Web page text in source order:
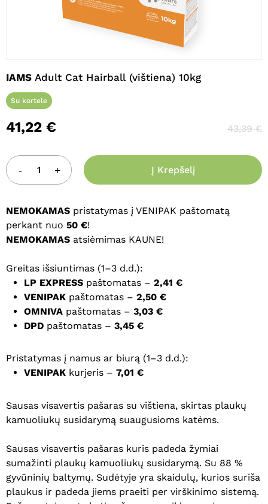
IAMS Adult Cat Hairball (vištiena) 10kg
Su kortele
41,22 € 43,39€
Į Krepšelį
NEMOKAMAS pristatymas į VENIPAK paštomatą
perkant nuo 50 €!
NEMOKAMAS atsiėmimas KAUNE!
Greitas išsiuntimas (1–3 d.d.):
LP EXPRESS paštomatas – 2,41 €
VENIPAK paštomatas – 2,50 €
OMNIVA paštomatas – 3,03 €
DPD paštomatas – 3,45 €
Pristatymas į namus ar biurą (1–3 d.d.):
VENIPAK kurjeris – 7,01 €
Sausas visavertis pašaras su vištiena, skirtas plaukų
kamuoliukų susidarymą suaugusioms katėms.
Sausas visavertis pašaras kuris padeda žymiai
sumažinti plaukų kamuoliukų susidarymą. Su 88 %
gyvūninių baltymų. Sudėtyje yra skaidulų, kurios suriša
plaukus ir padeda jiems praeiti per virškinimo sistemą.
Pavadinimas
El. paštas*
interneto puslapį, kad jų nebereiktų
įvesti iš naujo, kai kitą kartą vėl norėsiu
parašyti komentarą.